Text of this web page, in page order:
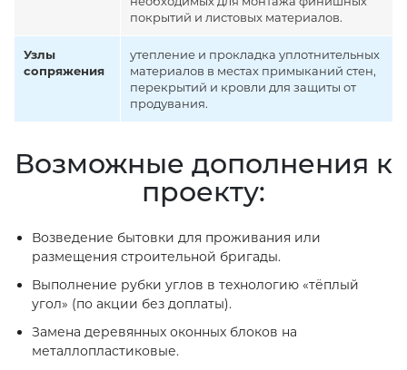
покрытий и листовых материалов.
Узлы
сопряжения
утепление и прокладка уплотнительных
материалов в местах примыканий стен,
перекрытий и кровли для защиты от
продувания.
Возможные дополнения к
проекту:
Возведение бытовки для проживания или
размещения строительной бригады.
Выполнение рубки углов в технологию «тёплый
угол» (по акции без доплаты).
Замена деревянных оконных блоков на
металлопластиковые.